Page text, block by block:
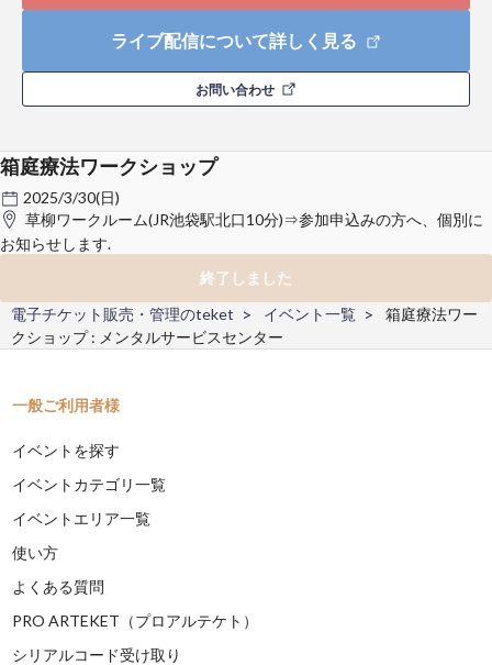
ライブ配信について詳しく見る
お問い合わせ
箱庭療法ワークショップ
2025/3/30(日)
草柳ワークルーム(JR池袋駅北口10分)⇒参加申込みの方へ、個別に
お知らせします.
終了しました
電子チケット販売・管理のteket
イベント一覧
箱庭療法ワー
クショップ : メンタルサービスセンター
一般ご利用者様
イベントを探す
イベントカテゴリ一覧
イベントエリア一覧
使い方
よくある質問
PRO ARTEKET（プロアルテケト）
シリアルコード受け取り